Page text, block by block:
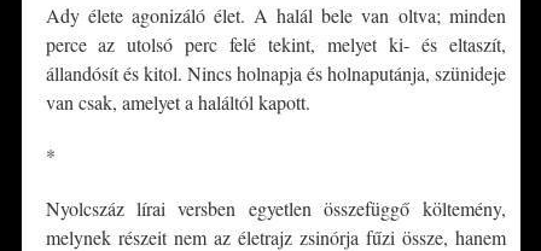
Ady élete agonizáló élet. A halál bele van oltva; minden
perce az utolsó perc felé tekint, melyet ki- és eltaszít,
állandósít és kitol. Nincs holnapja és holnaputánja, szünideje
van csak, amelyet a haláltól kapott.
*
Nyolcszáz lírai versben egyetlen összefüggő költemény,
melynek részeit nem az életrajz zsinórja fűzi össze, hanem